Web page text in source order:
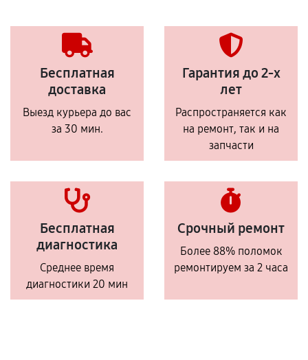
Бесплатная
доставка
Выезд курьера до вас
за 30 мин.
Гарантия до 2-х
лет
Распространяется как
на ремонт, так и на
запчасти
Бесплатная
диагностика
Среднее время
диагностики 20 мин
Срочный ремонт
Более 88% поломок
ремонтируем за 2 часа